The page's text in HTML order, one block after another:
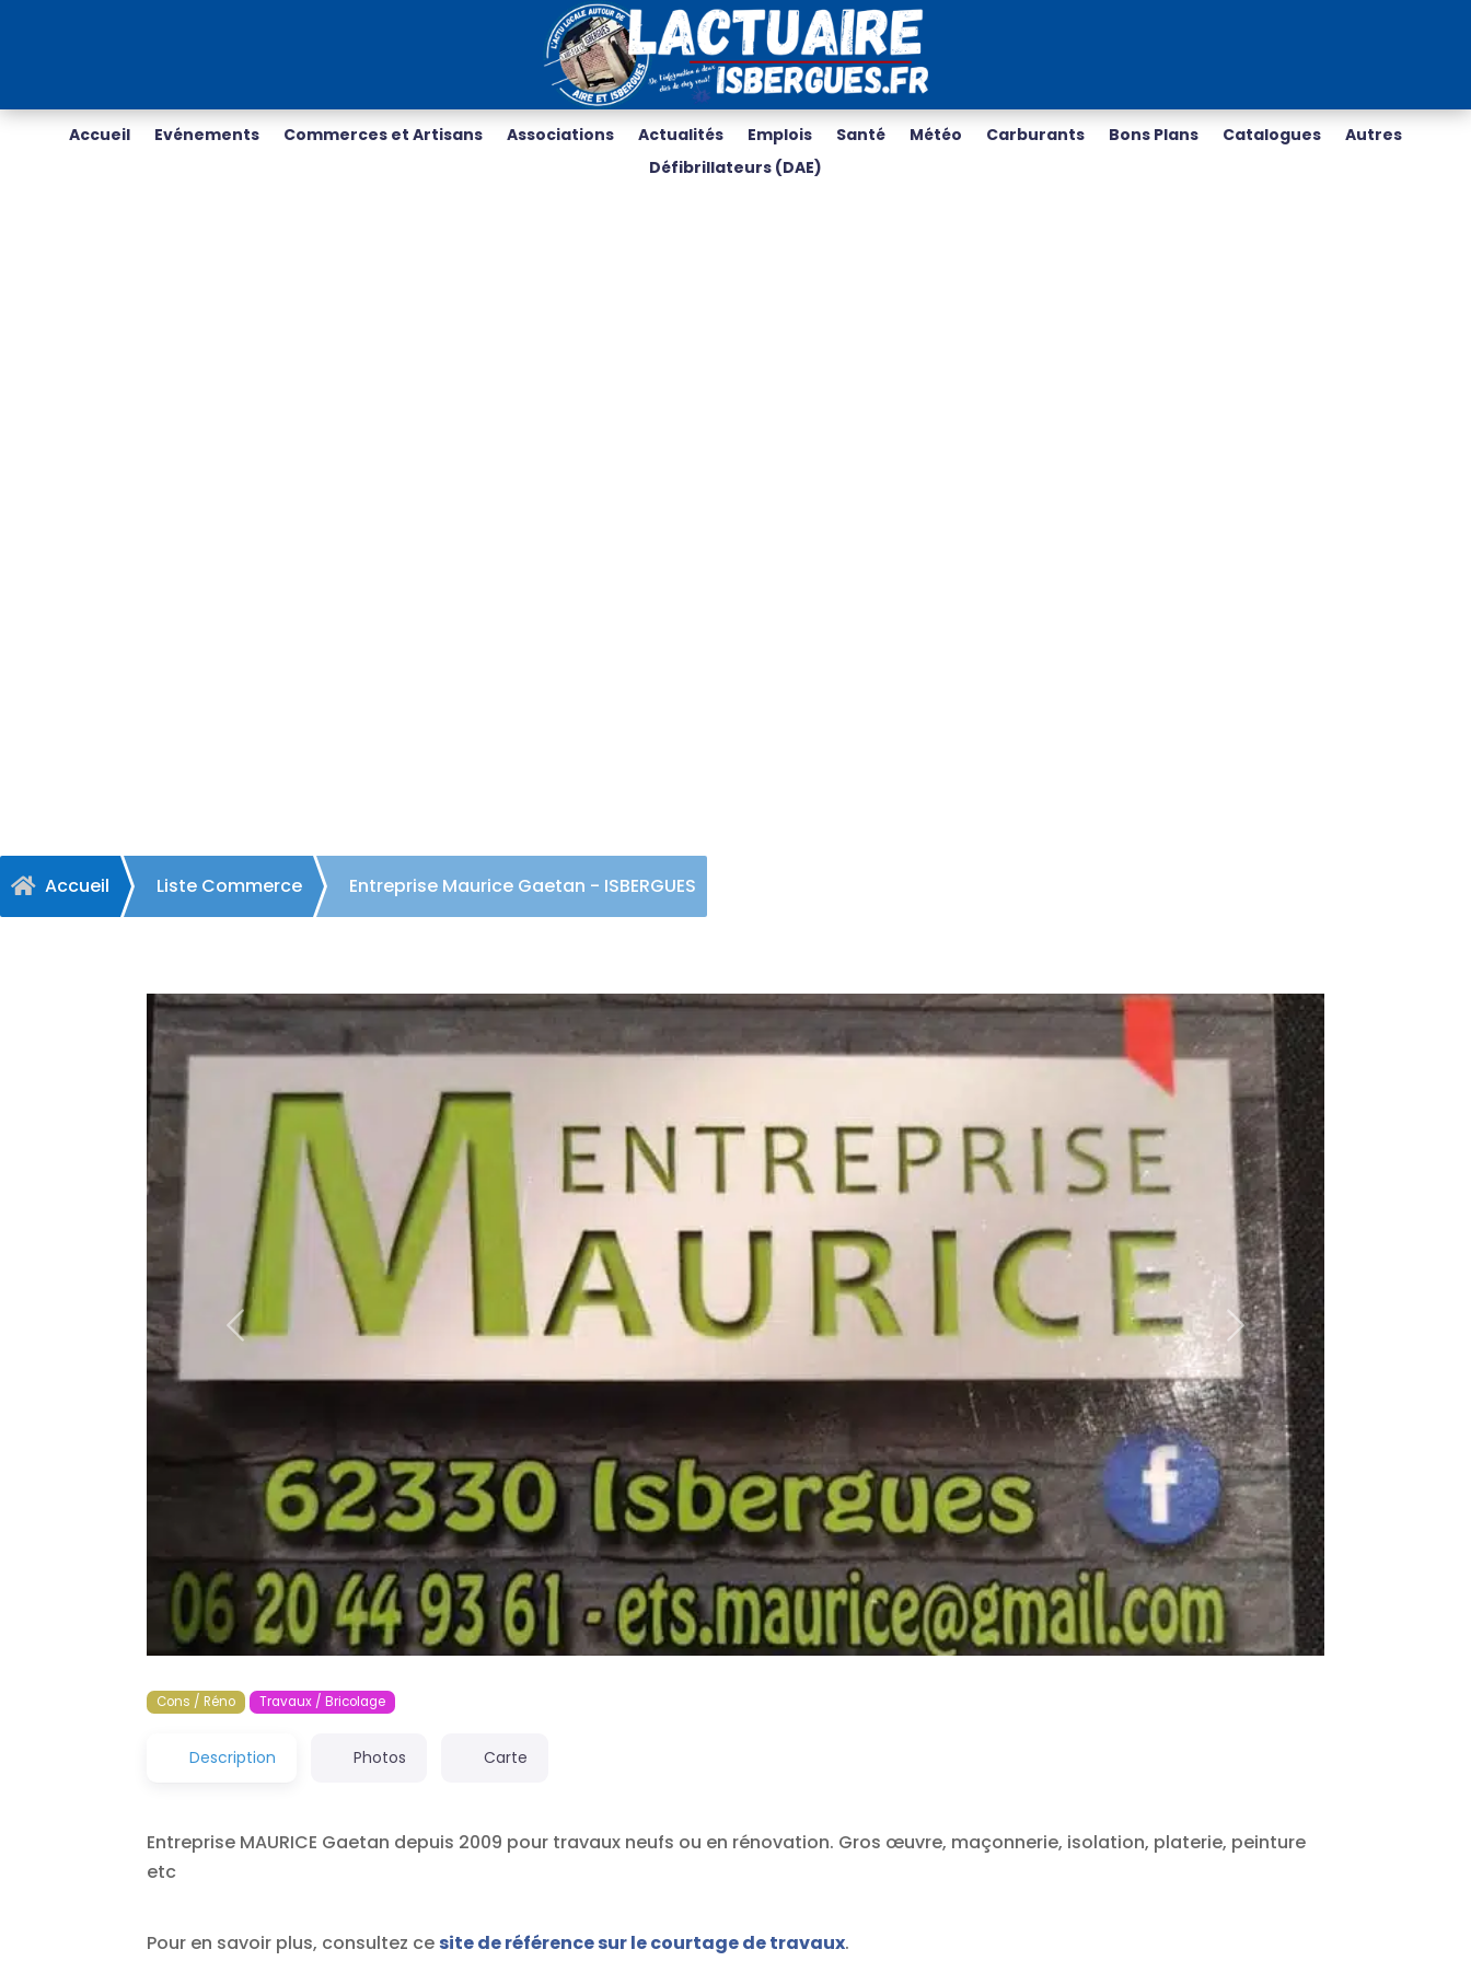
Accueil Evénements Commerces et Artisans Associations Actualités Emplois Santé Météo Carburants Bons Plans Catalogues
Autres
Défibrillateurs (DAE)
 Accueil Liste Commerce Entreprise Maurice Gaetan - ISBERGUES
Précédent Suivant
Cons / Réno Travaux / Bricolage
Description Photos Carte
Entreprise MAURICE Gaetan depuis 2009 pour travaux neufs ou en rénovation. Gros œuvre, maçonnerie, isolation, platerie, peinture
etc
Pour en savoir plus, consultez ce site de référence sur le courtage de travaux.